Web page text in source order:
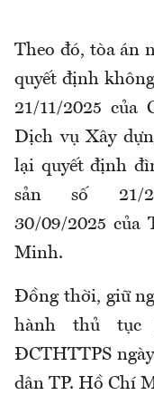
Theo đó, tòa án
quyết định
21/11/2025
Dịch vụ Xây
lại quyết định
sản số 21/
30/09/2025 của
Minh.
Đồng thời, giữ
hành thủ tục
ĐCTHTTPS
dân TP. Hồ Chí